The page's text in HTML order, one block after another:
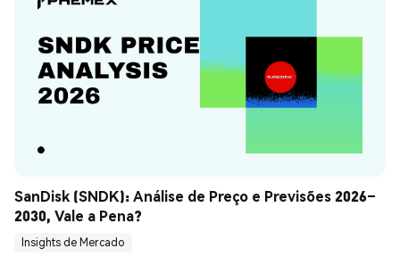
SanDisk (SNDK): Análise de Preço e Previsões 2026–
2030, Vale a Pena?
Insights de Mercado